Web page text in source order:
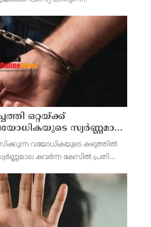
ഒറ്റയ്ക്ക്
സ്വർണ്ണമാല
വയോധികയുടെ കഴുത്തിൽ
കവർന്ന കേസിൽ പ്രതി
മോഷണത്തിന് ഒത്